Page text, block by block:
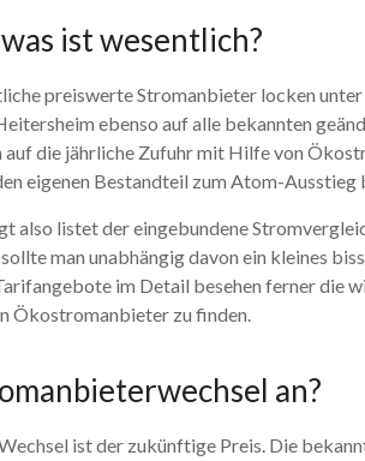
ist wesentlich?
preiswerte Stromanbieter locken
ebenso auf alle bekannten
die jährliche Zufuhr mit Hilfe von
eigenen Bestandteil zum Atom-
also listet der eingebundene
man unabhängig davon ein kleines
im Detail besehen ferner die
Ökostromanbieter zu finden.
an?
ist der zukünftige Preis. Die